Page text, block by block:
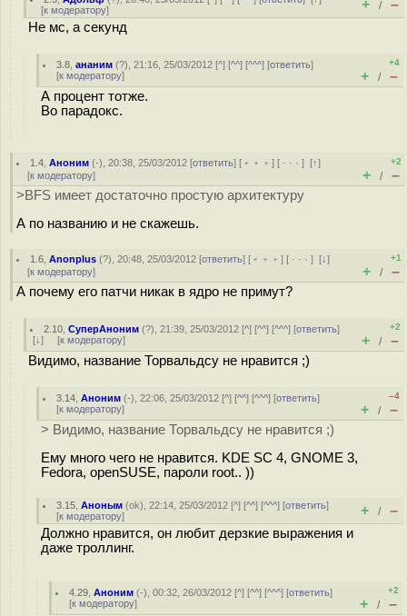
[к модератору] + / –
Не мс, а секунд
3.8 ,ананим (?), 21:16, 25/03/2012 [^] [^^] [^^^] [ответить]
[к модератору]
+4
+ / –
А процент тотже.
Во парадокс.
1.4 ,Аноним (-), 20:38, 25/03/2012 [ответить] [ ﹢﹢﹢] [ · · ·][↑]
[к модератору]
+2
+ / –
>BFS имеет достаточно простую архитектуру
А по названию и не скажешь.
1.6 ,Anonplus (?), 20:48, 25/03/2012 [ответить] [ ﹢﹢﹢] [ · · ·][↓]
[к модератору]
+1
+ / –
А почему его патчи никак в ядро не примут?
2.10 ,СуперАноним (?), 21:39, 25/03/2012 [^] [^^] [^^^] [ответить]
[↓] [к модератору]
+2
+ / –
Видимо, название Торвальдсу не нравится ;)
3.14 ,Аноним (-), 22:06, 25/03/2012 [^] [^^] [^^^] [ответить]
[к модератору]
–4
+ / –
> Видимо, название Торвальдсу не нравится ;)
Ему много чего не нравится. KDE SC 4, GNOME 3,
Fedora, openSUSE, пароли root.. ))
3.15 ,Аноным (ok), 22:14, 25/03/2012 [^] [^^] [^^^] [ответить]
[к модератору] + / –
Должно нравится, он любит дерзкие выражения и
даже троллинг.
4.29 ,Аноним (-), 00:32, 26/03/2012 [^] [^^] [^^^] [ответить]
[к модератору]
+2
+ / –